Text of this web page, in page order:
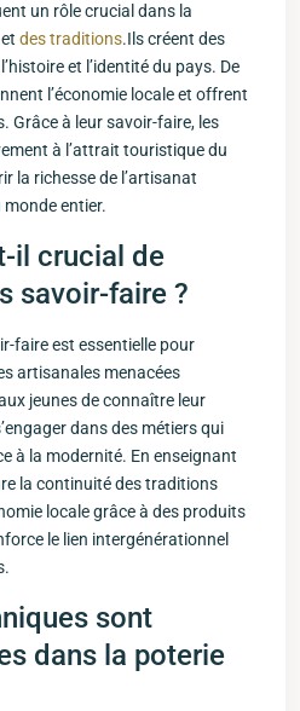
un rôle ‌crucial​ dans ‍la
des traditions.Ils⁣ créent des ​
et l’identité du pays. De
l’économie locale et offrent
Grâce ⁤à leur savoir-faire, les‌
à l’attrait touristique du
la richesse​ de l’artisanat
entier.
il crucial ‍de
savoir-faire ?
faire⁣ est essentielle pour
artisanales menacées
jeunes de connaître ‍leur
dans des métiers qui
à ​la modernité. En enseignant
la continuité des traditions
locale grâce à des produits
le lien ⁢intergénérationnel⁤
sont
dans la poterie